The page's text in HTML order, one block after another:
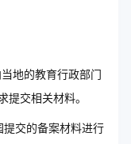
地的教育行政部门
交相关材料。
提交的备案材料进行